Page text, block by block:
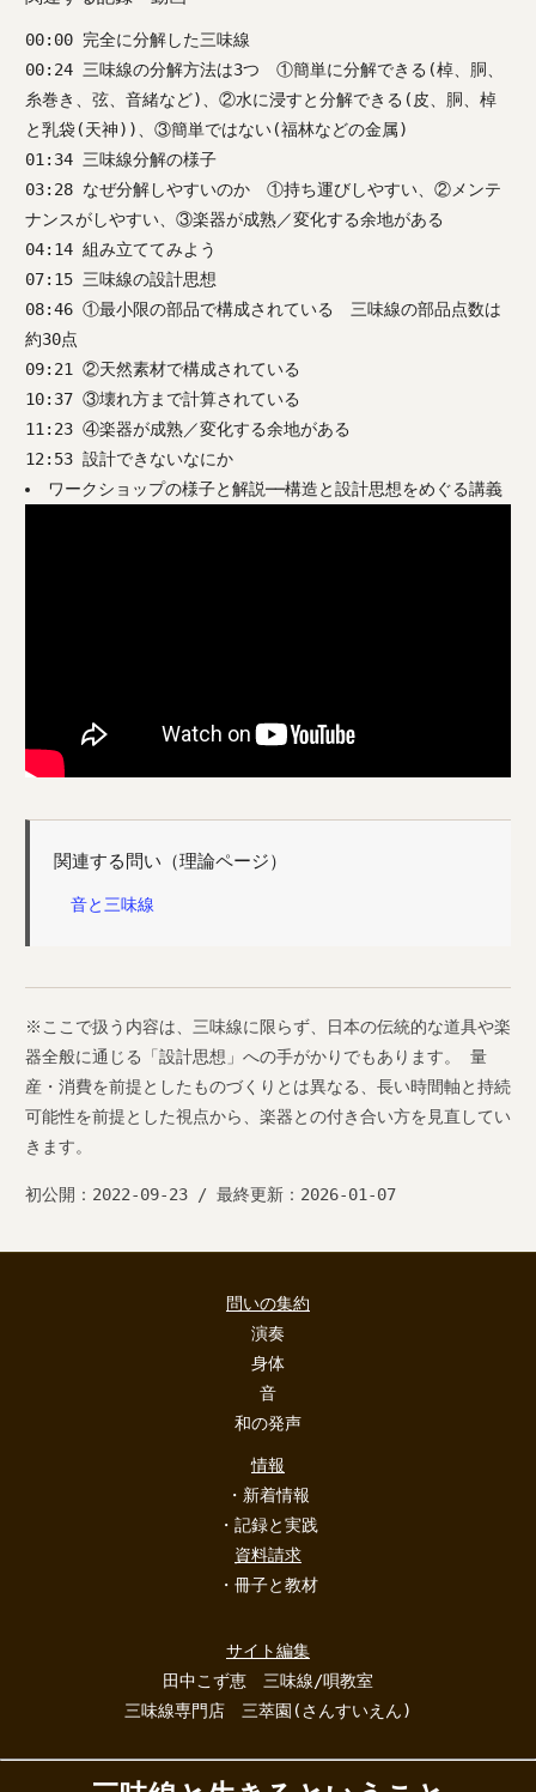
00:00 完全に分解した三味線
00:24 三味線の分解方法は3つ ①簡単に分解できる(棹、胴、
糸巻き、弦、音緒など)、②水に浸すと分解できる(皮、胴、棹
と乳袋(天神))、③簡単ではない(福林などの金属)
01:34 三味線分解の様子
03:28 なぜ分解しやすいのか ①持ち運びしやすい、②メンテ
ナンスがしやすい、③楽器が成熟／変化する余地がある
04:14 組み立ててみよう
07:15 三味線の設計思想
08:46 ①最小限の部品で構成されている 三味線の部品点数は
約30点
09:21 ②天然素材で構成されている
10:37 ③壊れ方まで計算されている
11:23 ④楽器が成熟／変化する余地がある
12:53 設計できないなにか
ワークショップの様子と解説──構造と設計思想をめぐる講義
関連する問い（理論ページ）
音と三味線
※ここで扱う内容は、三味線に限らず、日本の伝統的な道具や楽
器全般に通じる「設計思想」への手がかりでもあります。 量
産・消費を前提としたものづくりとは異なる、長い時間軸と持続
可能性を前提とした視点から、楽器との付き合い方を見直してい
きます。
初公開：2022-09-23 / 最終更新：2026-01-07
問いの集約
演奏
身体
音
和の発声
情報
・新着情報
・記録と実践
資料請求
・冊子と教材
サイト編集
田中こず恵 三味線/唄教室
三味線専門店 三萃園(さんすいえん)